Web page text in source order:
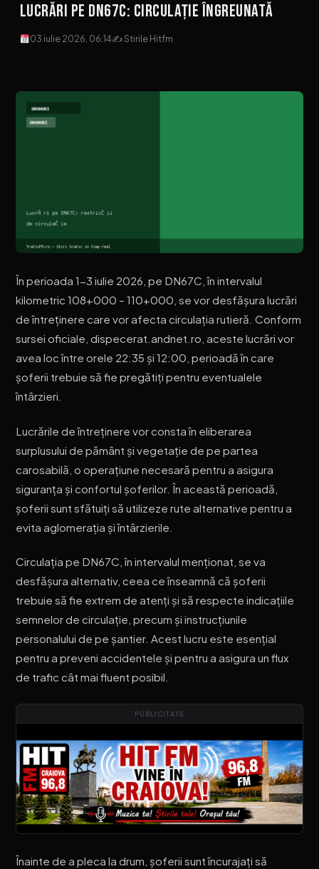
Lucrări pe DN67C: Circulație Îngreunată
03 iulie 2026, 06:14✍ Stirile Hitfm
În perioada 1-3 iulie 2026, pe DN67C, în intervalul
kilometric 108+000 – 110+000, se vor desfășura lucrări
de întreținere care vor afecta circulația rutieră. Conform
sursei oficiale, dispecerat.andnet.ro, aceste lucrări vor
avea loc între orele 22:35 și 12:00, perioadă în care
șoferii trebuie să fie pregătiți pentru eventualele
întârzieri.
Lucrările de întreținere vor consta în eliberarea
surplusului de pământ și vegetație de pe partea
carosabilă, o operațiune necesară pentru a asigura
siguranța și confortul șoferilor. În această perioadă,
șoferii sunt sfătuiți să utilizeze rute alternative pentru a
evita aglomerația și întârzierile.
Circulația pe DN67C, în intervalul menționat, se va
desfășura alternativ, ceea ce înseamnă că șoferii
trebuie să fie extrem de atenți și să respecte indicațiile
semnelor de circulație, precum și instrucțiunile
personalului de pe șantier. Acest lucru este esențial
pentru a preveni accidentele și pentru a asigura un flux
de trafic cât mai fluent posibil.
PUBLICITATE
Înainte de a pleca la drum, șoferii sunt încurajați să